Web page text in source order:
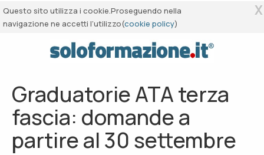
Questo sito utilizza i cookie.Proseguendo nella
navigazione ne accetti l’utilizzo(cookie policy)
X
Graduatorie ATA terza
fascia: domande a
partire al 30 settembre